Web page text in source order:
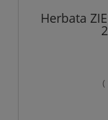
Herbata
(